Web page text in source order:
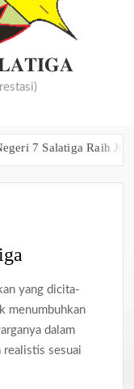
Salatiga Raih Juara 1
yang dicita-
menumbuhkan
dalam
realistis sesuai